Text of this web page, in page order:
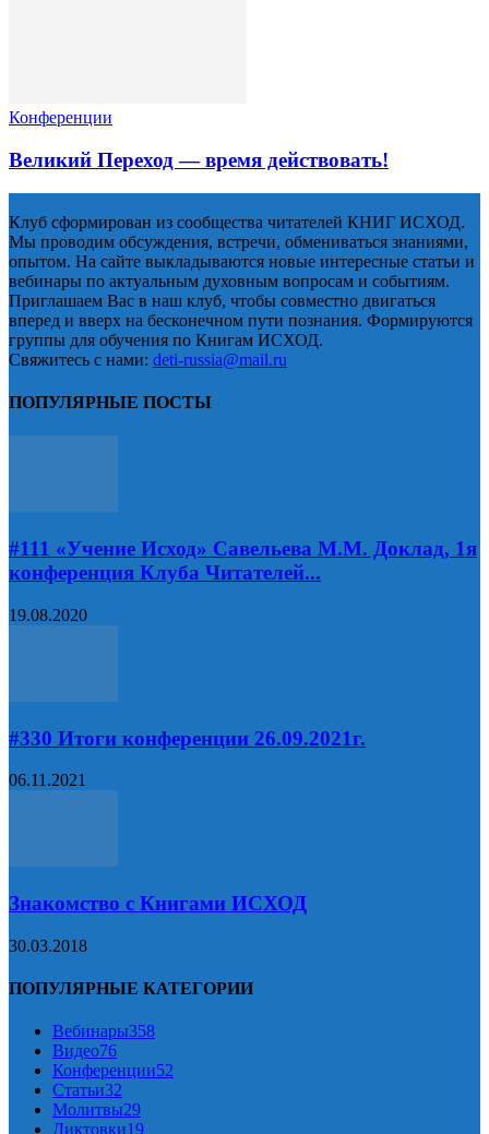
Конференции
Великий Переход — время действовать!
Клуб сформирован из сообщества читателей КНИГ ИСХОД.
Мы проводим обсуждения, встречи, обмениваться знаниями,
опытом. На сайте выкладываются новые интересные статьи и
вебинары по актуальным духовным вопросам и событиям.
Приглашаем Вас в наш клуб, чтобы совместно двигаться
вперед и вверх на бесконечном пути познания. Формируются
группы для обучения по Книгам ИСХОД.
Свяжитесь с нами: deti-russia@mail.ru
ПОПУЛЯРНЫЕ ПОСТЫ
#111 «Учение Исход» Савельева М.М. Доклад, 1я
конференция Клуба Читателей...
19.08.2020
#330 Итоги конференции 26.09.2021г.
06.11.2021
Знакомство с Книгами ИСХОД
30.03.2018
ПОПУЛЯРНЫЕ КАТЕГОРИИ
Вебинары358
Видео76
Конференции52
Статьи32
Молитвы29
Диктовки19